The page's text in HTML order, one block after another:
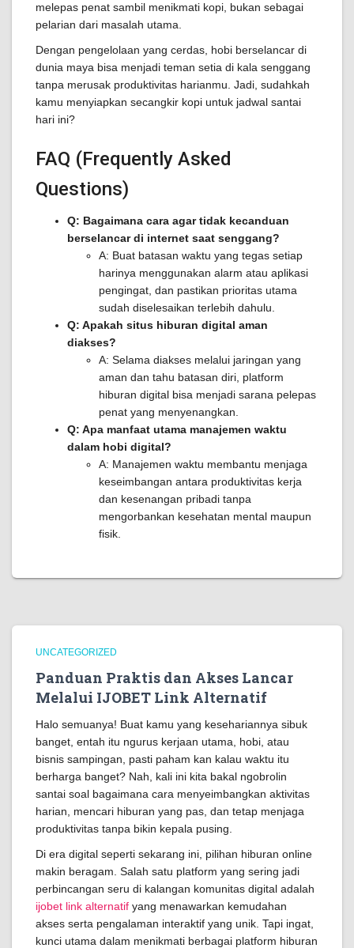
melepas penat sambil menikmati kopi, bukan sebagai
pelarian dari masalah utama.
Dengan pengelolaan yang cerdas, hobi berselancar di
dunia maya bisa menjadi teman setia di kala senggang
tanpa merusak produktivitas harianmu. Jadi, sudahkah
kamu menyiapkan secangkir kopi untuk jadwal santai
hari ini?
FAQ (Frequently Asked
Questions)
Q: Bagaimana cara agar tidak kecanduan
berselancar di internet saat senggang?
A: Buat batasan waktu yang tegas setiap
harinya menggunakan alarm atau aplikasi
pengingat, dan pastikan prioritas utama
sudah diselesaikan terlebih dahulu.
Q: Apakah situs hiburan digital aman
diakses?
A: Selama diakses melalui jaringan yang
aman dan tahu batasan diri, platform
hiburan digital bisa menjadi sarana pelepas
penat yang menyenangkan.
Q: Apa manfaat utama manajemen waktu
dalam hobi digital?
A: Manajemen waktu membantu menjaga
keseimbangan antara produktivitas kerja
dan kesenangan pribadi tanpa
mengorbankan kesehatan mental maupun
fisik.
UNCATEGORIZED
Panduan Praktis dan Akses Lancar
Melalui IJOBET Link Alternatif
Halo semuanya! Buat kamu yang kesehariannya sibuk
banget, entah itu ngurus kerjaan utama, hobi, atau
bisnis sampingan, pasti paham kan kalau waktu itu
berharga banget? Nah, kali ini kita bakal ngobrolin
santai soal bagaimana cara menyeimbangkan aktivitas
harian, mencari hiburan yang pas, dan tetap menjaga
produktivitas tanpa bikin kepala pusing.
Di era digital seperti sekarang ini, pilihan hiburan online
makin beragam. Salah satu platform yang sering jadi
perbincangan seru di kalangan komunitas digital adalah
ijobet link alternatif yang menawarkan kemudahan
akses serta pengalaman interaktif yang unik. Tapi ingat,
kunci utama dalam menikmati berbagai platform hiburan